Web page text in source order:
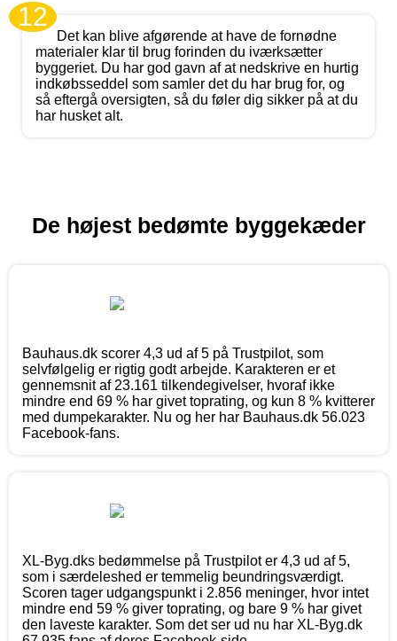
12
Det kan blive afgørende at have de fornødne
materialer klar til brug forinden du iværksætter
byggeriet. Du har god gavn af at nedskrive en hurtig
indkøbsseddel som samler det du har brug for, og
så eftergå oversigten, så du føler dig sikker på at du
har husket alt.
De højest bedømte byggekæder
Bauhaus.dk scorer 4,3 ud af 5 på Trustpilot, som
selvfølgelig er rigtig godt arbejde. Karakteren er et
gennemsnit af 23.161 tilkendegivelser, hvoraf ikke
mindre end 69 % har givet toprating, og kun 8 % kvitterer
med dumpekarakter. Nu og her har Bauhaus.dk 56.023
Facebook-fans.
XL-Byg.dks bedømmelse på Trustpilot er 4,3 ud af 5,
som i særdeleshed er temmelig beundringsværdigt.
Scoren tager udgangspunkt i 2.856 meninger, hvor intet
mindre end 59 % giver toprating, og bare 9 % har givet
den laveste karakter. Som det ser ud nu har XL-Byg.dk